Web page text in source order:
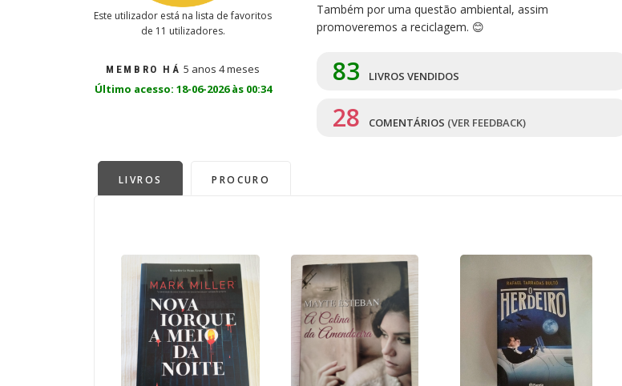
Este utilizador está na lista de favoritos
de 11 utilizadores.
MEMBRO HÁ 5 anos 4 meses
Último acesso: 18-06-2026 às 00:34
Também por uma questão ambiental, assim
promoveremos a reciclagem. 😊
83 LIVROS VENDIDOS
28 COMENTÁRIOS (VER FEEDBACK)
LIVROS PROCURO